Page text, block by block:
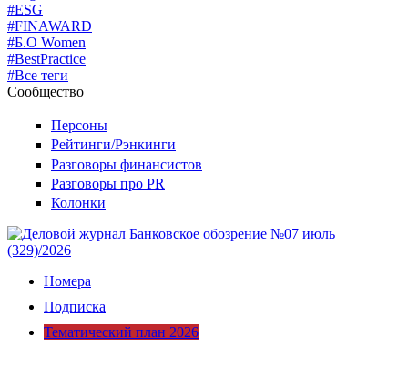
#ESG
#FINAWARD
#Б.О Women
#BestPractice
#Все теги
Сообщество
Персоны
Рейтинги/Рэнкинги
Разговоры финансистов
Разговоры про PR
Колонки
Номера
Подписка
Тематический план 2026